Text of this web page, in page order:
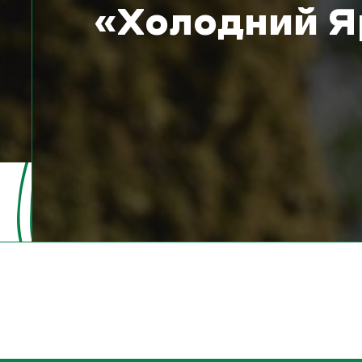
«Холодний